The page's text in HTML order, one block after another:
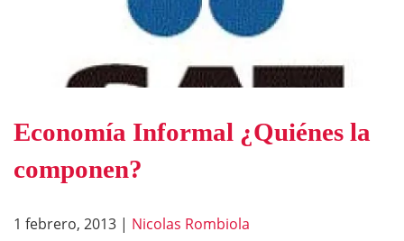
Economía Informal ¿Quiénes la
componen?
1 febrero, 2013 | Nicolas Rombiola